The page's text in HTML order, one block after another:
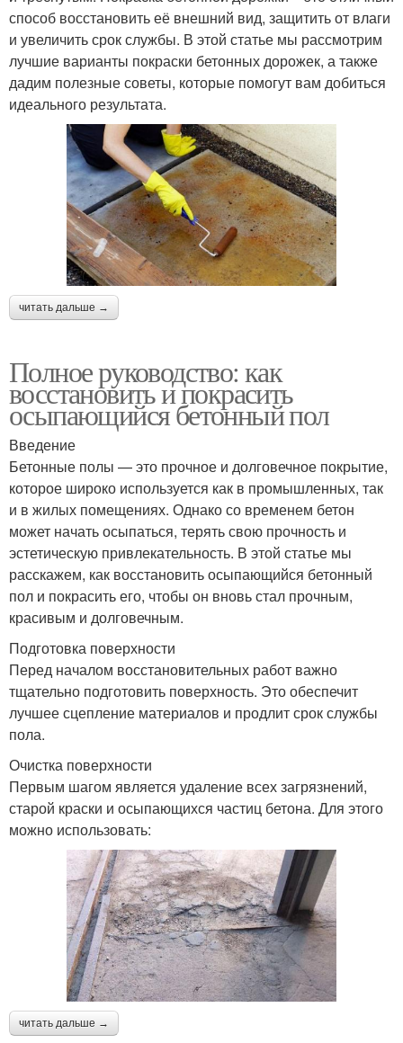
способ восстановить её внешний вид, защитить от влаги
и увеличить срок службы. В этой статье мы рассмотрим
лучшие варианты покраски бетонных дорожек, а также
дадим полезные советы, которые помогут вам добиться
идеального результата.
читать дальше →
Полное руководство: как
восстановить и покрасить
осыпающийся бетонный пол
Введение
Бетонные полы — это прочное и долговечное покрытие,
которое широко используется как в промышленных, так
и в жилых помещениях. Однако со временем бетон
может начать осыпаться, терять свою прочность и
эстетическую привлекательность. В этой статье мы
расскажем, как восстановить осыпающийся бетонный
пол и покрасить его, чтобы он вновь стал прочным,
красивым и долговечным.
Подготовка поверхности
Перед началом восстановительных работ важно
тщательно подготовить поверхность. Это обеспечит
лучшее сцепление материалов и продлит срок службы
пола.
Очистка поверхности
Первым шагом является удаление всех загрязнений,
старой краски и осыпающихся частиц бетона. Для этого
можно использовать:
читать дальше →